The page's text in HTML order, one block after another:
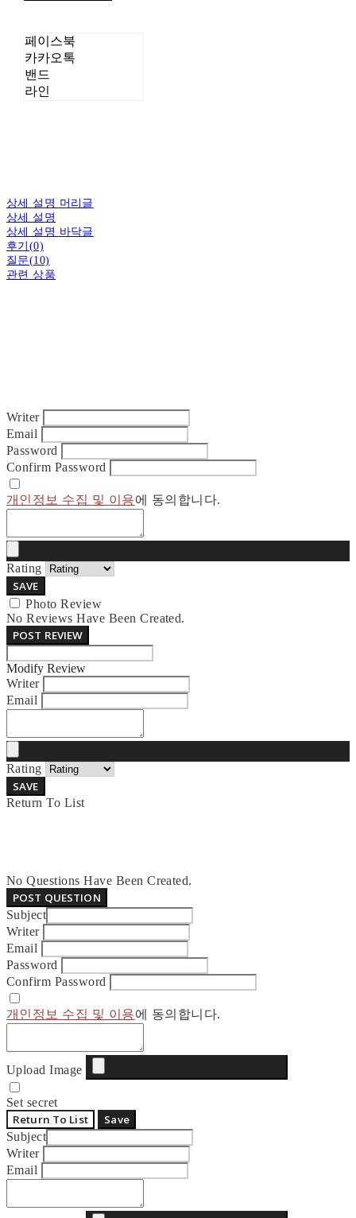
페이스북
카카오톡
밴드
라인
상세 설명 머리글
상세 설명
상세 설명 바닥글
후기(0)
질문(10)
관련 상품
Writer
Email
Password
Confirm Password
개인정보 수집 및 이용에 동의합니다.
Rating
SAVE
Photo Review
No Reviews Have Been Created.
POST REVIEW
Modify Review
Writer
Email
Rating
SAVE
Return To List
No Questions Have Been Created.
POST QUESTION
Subject
Writer
Email
Password
Confirm Password
개인정보 수집 및 이용에 동의합니다.
Upload Image
Set secret
Return To List Save
Subject
Writer
Email